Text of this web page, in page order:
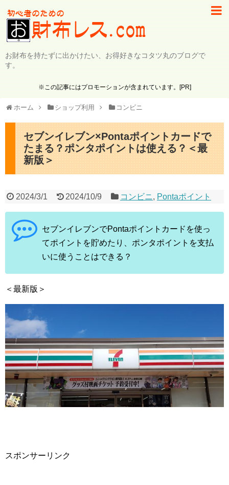
お財布を持たずに出かけたい、お得好きなコタツ丸のブログで
す。
※この記事にはプロモーションが含まれています。[PR]
ホーム ショップ利用 コンビニ
セブンイレブン×Pontaポイントカードで
たまる？ポンタポイントは使える？＜最
新版＞
2024/3/1 2024/10/9 コンビニ, Pontaポイント
セブンイレブンでPontaポイントカードを使っ
てポイントを貯めたり、ポンタポイントを支払
いに使うことはできる？
＜最新版＞
スポンサーリンク